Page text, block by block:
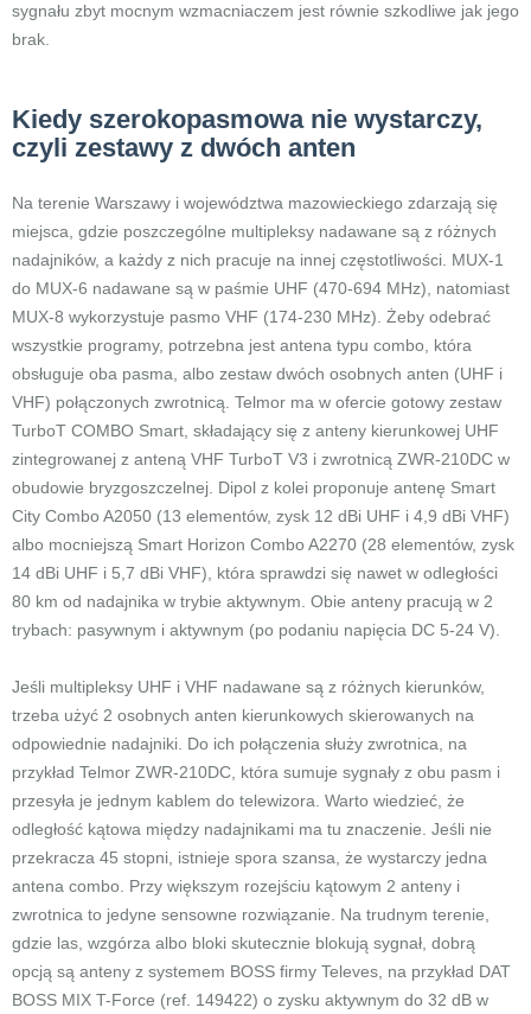
sygnału zbyt mocnym wzmacniaczem jest równie szkodliwe jak jego
brak.
Kiedy szerokopasmowa nie wystarczy,
czyli zestawy z dwóch anten
Na terenie Warszawy i województwa mazowieckiego zdarzają się
miejsca, gdzie poszczególne multipleksy nadawane są z różnych
nadajników, a każdy z nich pracuje na innej częstotliwości. MUX-1
do MUX-6 nadawane są w paśmie UHF (470-694 MHz), natomiast
MUX-8 wykorzystuje pasmo VHF (174-230 MHz). Żeby odebrać
wszystkie programy, potrzebna jest antena typu combo, która
obsługuje oba pasma, albo zestaw dwóch osobnych anten (UHF i
VHF) połączonych zwrotnicą. Telmor ma w ofercie gotowy zestaw
TurboT COMBO Smart, składający się z anteny kierunkowej UHF
zintegrowanej z anteną VHF TurboT V3 i zwrotnicą ZWR-210DC w
obudowie bryzgoszczelnej. Dipol z kolei proponuje antenę Smart
City Combo A2050 (13 elementów, zysk 12 dBi UHF i 4,9 dBi VHF)
albo mocniejszą Smart Horizon Combo A2270 (28 elementów, zysk
14 dBi UHF i 5,7 dBi VHF), która sprawdzi się nawet w odległości
80 km od nadajnika w trybie aktywnym. Obie anteny pracują w 2
trybach: pasywnym i aktywnym (po podaniu napięcia DC 5-24 V).
Jeśli multipleksy UHF i VHF nadawane są z różnych kierunków,
trzeba użyć 2 osobnych anten kierunkowych skierowanych na
odpowiednie nadajniki. Do ich połączenia służy zwrotnica, na
przykład Telmor ZWR-210DC, która sumuje sygnały z obu pasm i
przesyła je jednym kablem do telewizora. Warto wiedzieć, że
odległość kątowa między nadajnikami ma tu znaczenie. Jeśli nie
przekracza 45 stopni, istnieje spora szansa, że wystarczy jedna
antena combo. Przy większym rozejściu kątowym 2 anteny i
zwrotnica to jedyne sensowne rozwiązanie. Na trudnym terenie,
gdzie las, wzgórza albo bloki skutecznie blokują sygnał, dobrą
opcją są anteny z systemem BOSS firmy Televes, na przykład DAT
BOSS MIX T-Force (ref. 149422) o zysku aktywnym do 32 dB w